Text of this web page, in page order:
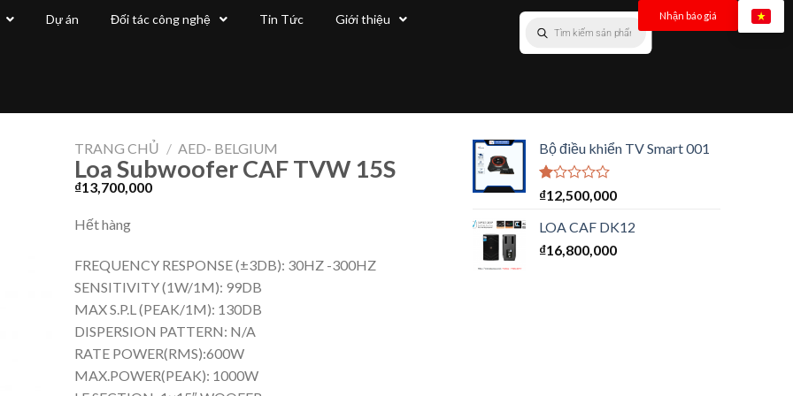
Dự án Đối tác công nghệ Tin Tức Giới thiệu Nhận báo giá
TRANG CHỦ / AED- BELGIUM
Loa Subwoofer CAF TVW 15S
₫13,700,000
Hết hàng
FREQUENCY RESPONSE (±3DB): 30HZ -300HZ
SENSITIVITY (1W/1M): 99DB
MAX S.P.L (PEAK/1M): 130DB
DISPERSION PATTERN: N/A
RATE POWER(RMS):600W
MAX.POWER(PEAK): 1000W
Bộ điều khiển TV Smart 001
Được
hạng
1.00
5
₫12,500,000
LOA CAF DK12
₫16,800,000